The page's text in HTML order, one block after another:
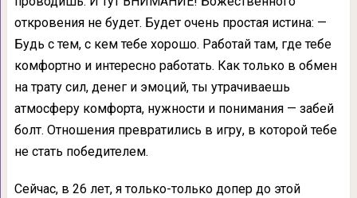
откровения не будет. Будет очень простая истина: —
Будь с тем, с кем тебе хорошо. Работай там, где тебе
комфортно и интересно работать. Как только в обмен
на трату сил, денег и эмоций, ты утрачиваешь
атмосферу комфорта, нужности и понимания — забей
болт. Отношения превратились в игру, в которой тебе
не стать победителем.
Сейчас, в 26 лет, я только-только допер до этой